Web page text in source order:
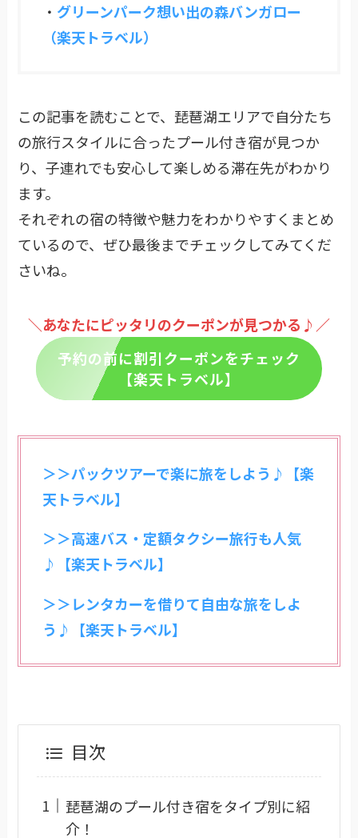
・ グリーンパーク想い出の森バンガロー
（楽天トラベル）
この記事を読むことで、琵琶湖エリアで自分たち
の旅行スタイルに合ったプール付き宿が見つか
り、子連れでも安心して楽しめる滞在先がわかり
ます。
それぞれの宿の特徴や魅力をわかりやすくまとめ
ているので、ぜひ最後までチェックしてみてくだ
さいね。
＼あなたにピッタリのクーポンが見つかる♪／
予約の前に割引クーポンをチェック
【楽天トラベル】
＞＞パックツアーで楽に旅をしよう♪【楽
天トラベル】
＞＞高速バス・定額タクシー旅行も人気
♪【楽天トラベル】
＞＞レンタカーを借りて自由な旅をしよ
う♪【楽天トラベル】
目次
琵琶湖のプール付き宿をタイプ別に紹
介！